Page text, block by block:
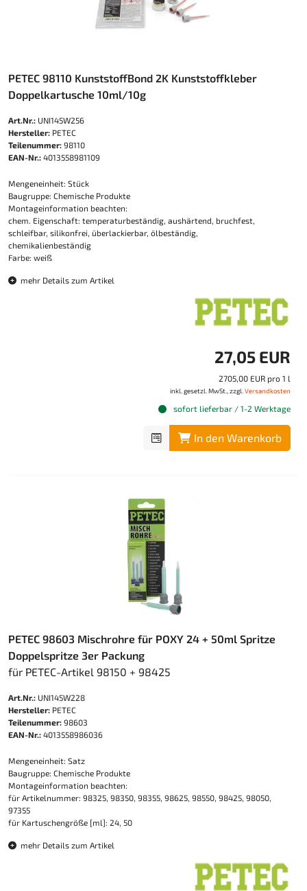
PETEC 98110 KunststoffBond 2K Kunststoffkleber
Doppelkartusche 10ml/10g
Art.Nr.: UNI145W256
Hersteller: PETEC
Teilenummer: 98110
EAN-Nr.: 4013558981109
Mengeneinheit: Stück
Baugruppe: Chemische Produkte
Montageinformation beachten:
chem. Eigenschaft: temperaturbeständig, aushärtend, bruchfest,
schleifbar, silikonfrei, überlackierbar, ölbeständig,
chemikalienbeständig
Farbe: weiß
mehr Details zum Artikel
27,05 EUR
2705,00 EUR pro 1 l
inkl. gesetzl. MwSt., zzgl. Versandkosten
sofort lieferbar / 1-2 Werktage
In den Warenkorb
PETEC 98603 Mischrohre für POXY 24 + 50ml Spritze
Doppelspritze 3er Packung
für PETEC-Artikel 98150 + 98425
Art.Nr.: UNI145W228
Hersteller: PETEC
Teilenummer: 98603
EAN-Nr.: 4013558986036
Mengeneinheit: Satz
Baugruppe: Chemische Produkte
Montageinformation beachten:
für Artikelnummer: 98325, 98350, 98355, 98625, 98550, 98425, 98050,
97355
für Kartuschengröße [ml]: 24, 50
mehr Details zum Artikel